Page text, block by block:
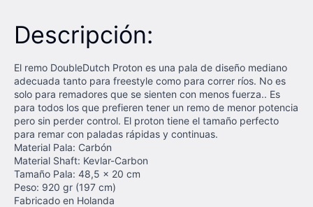
Descripción:
El remo DoubleDutch Proton es una pala de diseño mediano
adecuada tanto para freestyle como para correr ríos. No es
solo para remadores que se sienten con menos fuerza.. Es
para todos los que prefieren tener un remo de menor potencia
pero sin perder control. El proton tiene el tamaño perfecto
para remar con paladas rápidas y continuas.
Material Pala: Carbón
Material Shaft: Kevlar-Carbon
Tamaño Pala: 48,5 x 20 cm
Peso: 920 gr (197 cm)
Fabricado en Holanda